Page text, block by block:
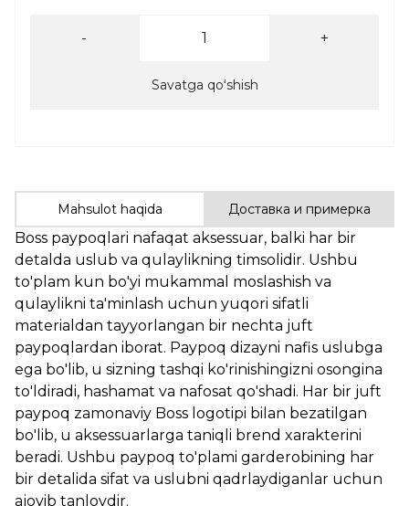
- +
Savatga qoʻshish
Mahsulot haqida Доставка и примерка
Boss paypoqlari nafaqat aksessuar, balki har bir
detalda uslub va qulaylikning timsolidir. Ushbu
to'plam kun bo'yi mukammal moslashish va
qulaylikni ta'minlash uchun yuqori sifatli
materialdan tayyorlangan bir nechta juft
paypoqlardan iborat. Paypoq dizayni nafis uslubga
ega bo'lib, u sizning tashqi ko'rinishingizni osongina
to'ldiradi, hashamat va nafosat qo'shadi. Har bir juft
paypoq zamonaviy Boss logotipi bilan bezatilgan
bo'lib, u aksessuarlarga taniqli brend xarakterini
beradi. Ushbu paypoq to'plami garderobining har
bir detalida sifat va uslubni qadrlaydiganlar uchun
ajoyib tanlovdir.